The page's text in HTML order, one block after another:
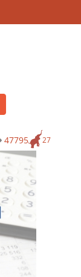
27
47795